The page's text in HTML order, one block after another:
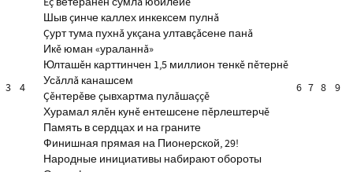
3 4
Шыв çинче каллех инкексем пулнă
Çурт тума пухнă укçана ултавçăсене панă
Икĕ юман «ураланнă»
Юлташĕн карттинчен 1,5 миллион тенкĕ пĕтернĕ
Усăллă канашсем
Çĕнтерĕве çывхартма пулăшаççĕ
Хурамал ялĕн кунĕ ентешсене пĕрлештерчĕ
Память в сердцах и на граните
Финишная прямая на Пионерской, 29!
Народные инициативы набирают обороты
6 7 8 9